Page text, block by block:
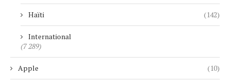
Haïti (142)
International
(7 289)
Apple (10)